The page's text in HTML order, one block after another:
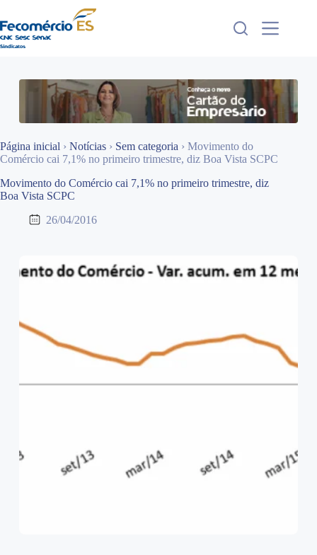
para
o
conteúdo
Página inicial › Notícias › Sem categoria › Movimento do
Comércio cai 7,1% no primeiro trimestre, diz Boa Vista SCPC
Movimento do Comércio cai 7,1% no primeiro trimestre, diz
Boa Vista SCPC
26/04/2016